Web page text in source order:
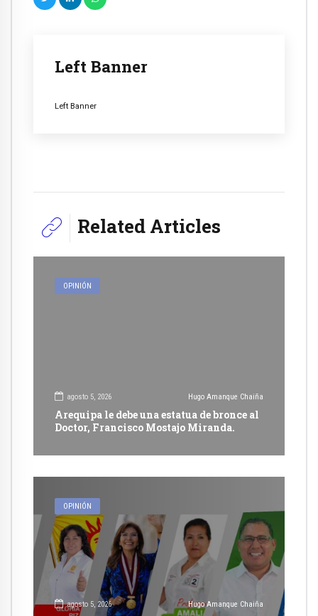
Left Banner
Left Banner
Related Articles
OPINIÓN
agosto 5, 2026 Hugo Amanque Chaiña
Arequipa le debe una estatua de bronce al
Doctor, Francisco Mostajo Miranda.
OPINIÓN
agosto 5, 2026 Hugo Amanque Chaiña